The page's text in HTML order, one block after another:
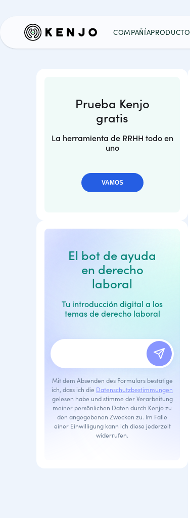
COMPAÑÍAPRODUCTO
Prueba Kenjo
gratis
La herramienta de RRHH todo en
uno
VAMOS
El bot de ayuda
en derecho
laboral
Tu introducción digital a los
temas de derecho laboral
Mit dem Absenden des Formulars bestätige
ich, dass ich die Datenschutzbestimmungen
gelesen habe und stimme der Verarbeitung
meiner persönlichen Daten durch Kenjo zu
den angegebenen Zwecken zu. Im Falle
einer Einwilligung kann ich diese jederzeit
widerrufen.